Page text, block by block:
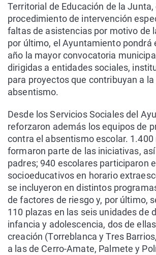
Territorial de Educación de la Junta,
procedimiento de intervención
faltas de asistencias por motivo de
por último, el Ayuntamiento pondrá
año la mayor convocatoria
dirigidas a entidades sociales,
para proyectos que contribuyan a la
absentismo.
Desde los Servicios Sociales del
reforzaron además los equipos de
contra el absentismo escolar.
formaron parte de las iniciativas,
padres; 940 escolares participaron
socioeducativos en horario
se incluyeron en distintos
de factores de riesgo y, por último,
110 plazas en las seis unidades de
infancia y adolescencia, dos de
creación (Torreblanca y Tres
a las de Cerro-Amate, Palmete y